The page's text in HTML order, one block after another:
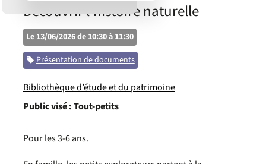
Découvrir l’histoire naturelle
Le 13/06/2026 de 10:30 à 11:30
Catégorie
Présentation de documents
Bibliothèque d’étude et du patrimoine
Public visé :Tout-petits
Pour les 3-6 ans.